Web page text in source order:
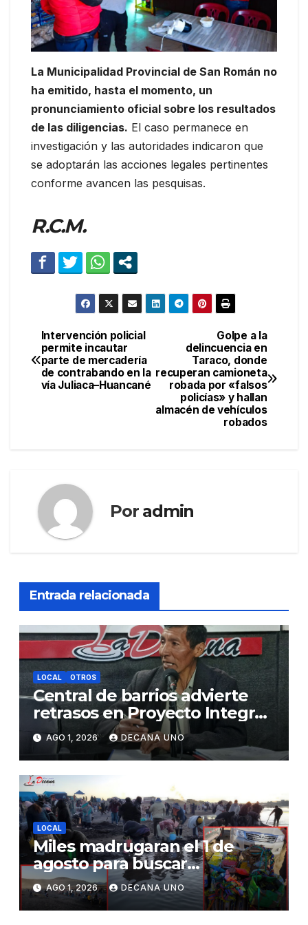
La Municipalidad Provincial de San Román no
ha emitido, hasta el momento, un
pronunciamiento oficial sobre los resultados
de las diligencias. El caso permanece en
investigación y las autoridades indicaron que
se adoptarán las acciones legales pertinentes
conforme avancen las pesquisas.
R.C.M.
Navegación
de
Golpe a la
delincuencia en
Taraco, donde
recuperan camioneta
robada por «falsos
policías» y hallan
almacén de vehículos
robados
Intervención policial
permite incautar
parte de mercadería
de contrabando en la
vía Juliaca–Huancané
Por admin
Entrada relacionada
LOCAL OTROS
Central de barrios advierte
retrasos en Proyecto Integral
de Agua y Alcantarillado para
Juliaca
AGO 1, 2026 DECANA UNO
LOCAL
Miles madrugaran el 1 de
agosto para buscar
piedrecillas en los ríos y
realizar la challa por la
riqueza y la prosperidad
AGO 1, 2026 DECANA UNO